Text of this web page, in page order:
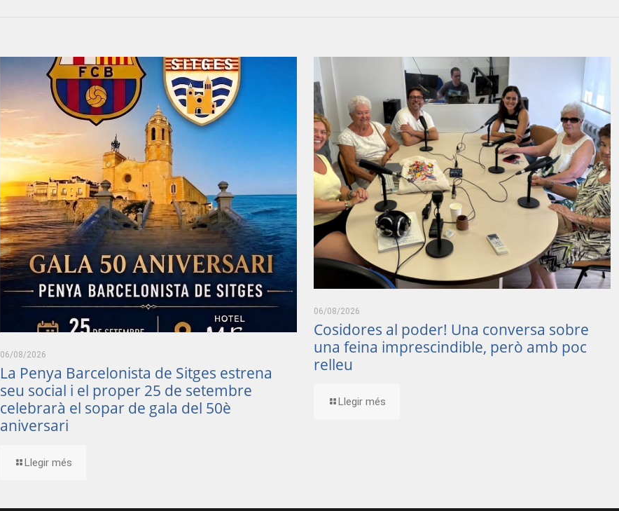
06/08/2026
La Penya Barcelonista de Sitges estrena
seu social i el proper 25 de setembre
celebrarà el sopar de gala del 50è
aniversari
Llegir més
06/08/2026
Cosidores al poder! Una conversa sobre
una feina imprescindible, però amb poc
relleu
Llegir més